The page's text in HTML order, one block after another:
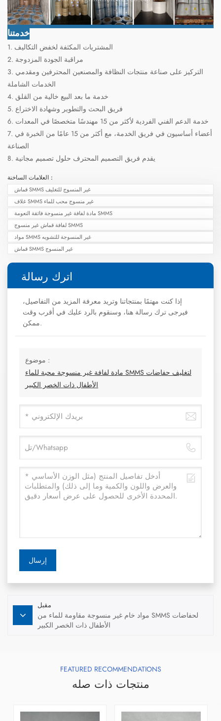
خدمتنا
1. المشتريات المكثفة لخفض التكاليف
2. مراقبة الجودة المزدوجة
3. التركيز على صناعة منتجات النظافة والمصنعين المحترفين ومقدمي
الخدمات الشاملة
4. خدمة ما بعد البيع خالية من القلق
5. فريق البحث والتطوير وشهادة الاختراع
6. خدمة الدعم الفني الفردية لأكثر من 15 مهندسًا متخصصًا في المعدات
7. أعضاء أساسيون في فريق الخدمة، مع أكثر من 15 عامًا من الخبرة في
الصناعة
8. يقدم فريق التصميم المحترف حلول تصميم مجانية
العلامات الساخنة :
قماش SMMS غير المنسوج للتغليف
غلاف SMMS غير منسوج محب للماء
مادة لفافة غير منسوجة فائقة النعومة SMMS
لفافة قماش غير منسوج SMMS
مواد SMMS غير المنسوجة للتشويه
قماش SMMS غير المنسوج
اترك رسالة
إذا كنت مهتمًا بمنتجاتنا وتريد معرفة المزيد من التفاصيل،
فيرجى ترك رسالة هنا، وسنقوم بالرد عليك في أقرب وقت
ممكن.
موضوع :
مادة لفافة غير منسوجة محبة للماء SMMS لتغليف حفاضات
الأطفال ذات الخصر الكبير
إرسال
مقبل
مواد خام غير منسوجة مقاومة للماء من SMMS لحفاضات
الأطفال ذات الخصر الكبير
FEATURED RECOMMENDATIONS
منتجات ذات صله